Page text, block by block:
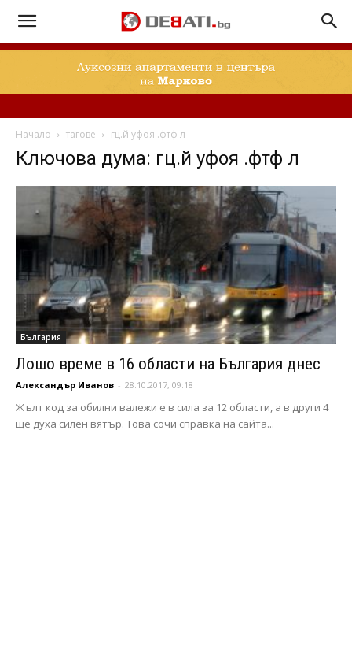
Начало тагове гц.й уфоя .фтф л
Ключова дума: гц.й уфоя .фтф л
България
Лошо време в 16 области на България днес
Александър Иванов - 28.10.2017, 09:18
Жълт код за обилни валежи е в сила за 12 области, а в други 4
ще духа силен вятър. Това сочи справка на сайта...